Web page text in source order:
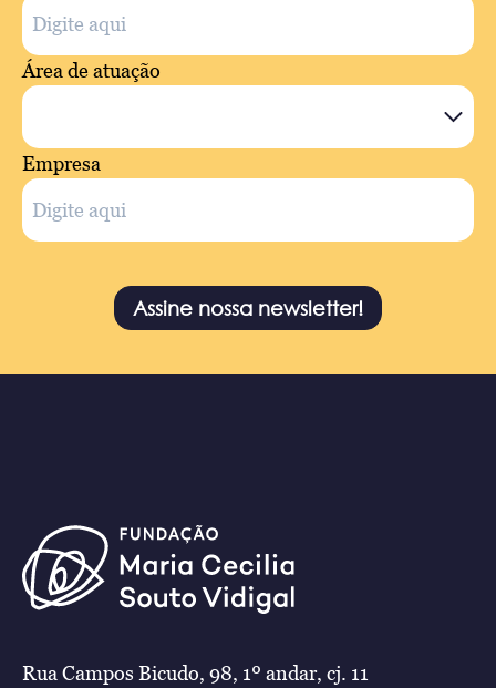
Área de atuação
Empresa
Assine nossa newsletter!
Rua Campos Bicudo, 98, 1º andar, cj. 11